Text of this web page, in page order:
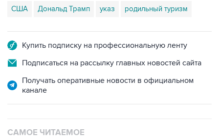
США Дональд Трамп указ родильный туризм
Купить подписку на профессиональную ленту
Подписаться на рассылку главных новостей сайта
Получать оперативные новости в официальном
канале
САМОЕ ЧИТАЕМОЕ